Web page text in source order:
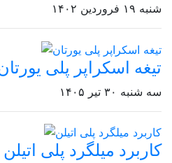
شنبه ۱۹ فروردین ۱۴۰۲
تیغه اسکراپر پلی
سه شنبه ۳۰ تیر ۱۴۰۵
کاربرد میلگرد پلی اتیلن